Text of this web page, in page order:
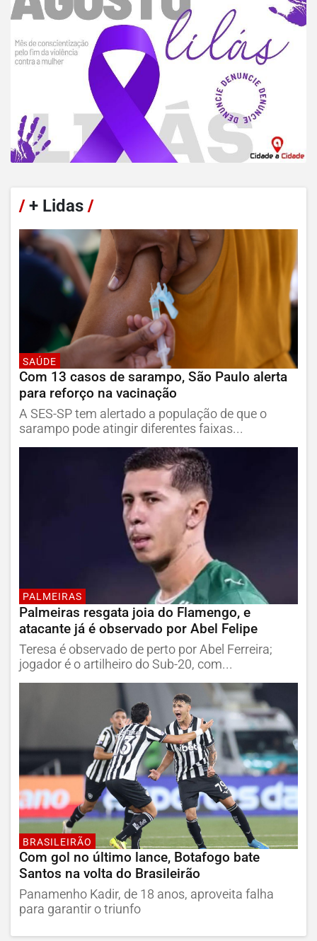
/+ Lidas /
SAÚDE
Com 13 casos de sarampo, São Paulo alerta
para reforço na vacinação
A SES-SP tem alertado a população de que o
sarampo pode atingir diferentes faixas...
PALMEIRAS
Palmeiras resgata joia do Flamengo, e
atacante já é observado por Abel Felipe
Teresa é observado de perto por Abel Ferreira;
jogador é o artilheiro do Sub-20, com...
BRASILEIRÃO
Com gol no último lance, Botafogo bate
Santos na volta do Brasileirão
Panamenho Kadir, de 18 anos, aproveita falha
para garantir o triunfo